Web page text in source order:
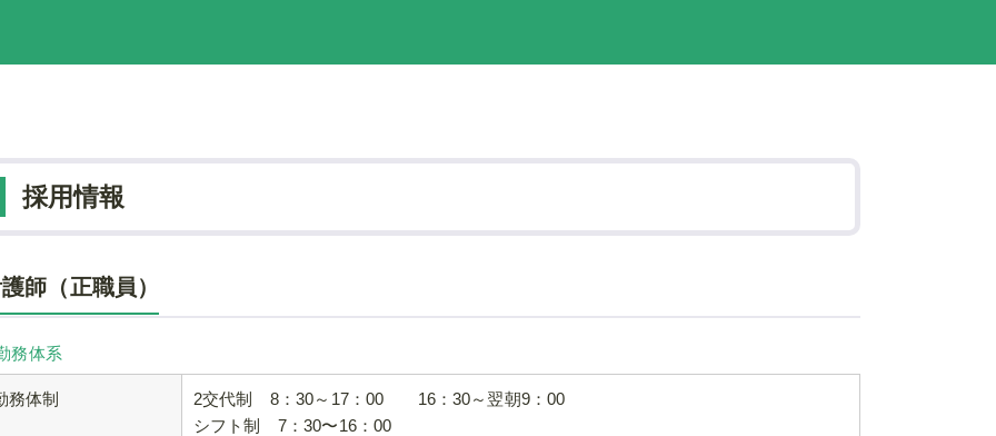
採用情報
師（正職員）
務体系
務体制
2交代制 8：30～17：00 16：30～翌朝9：00
シフト制 7：30〜16：00